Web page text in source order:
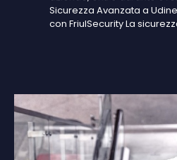
Sicurezza Avanzata a
con FriulSecurity La